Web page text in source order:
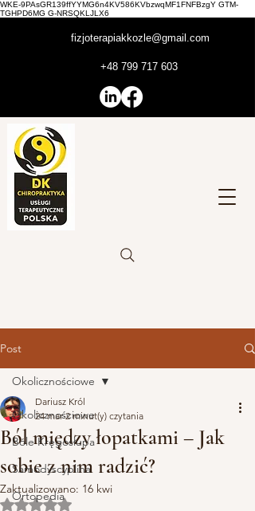
WKE-9PAsGR139ffYYMG6n4KV586KVbzwqMF1FNFBzgY GTM-
TGHPD6MG G-NRSQKLJLX6
fizjoterapiakkozle@gmail.com
+48 799 717 603
Post
Okolicznościowe
Bóle Kręgosłupa
Samodyscyplina
Ortopedia
Okolicznościowe
Ból między łopatkami – Jak
sobie z nim radzić?
Dariusz Król
24 mar 2 minut(y) czytania
Zaktualizowano: 16 kwi
Oceniono na NaN z 5 gwiazdek.